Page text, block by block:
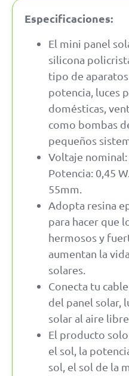
Especificaciones:
El mini panel
silicona
tipo de
potencia, luces
domésticas,
como bombas
pequeños
Voltaje nominal:
Potencia: 0,45
55mm.
Adopta resina
para hacer que
hermosos y
aumentan la
solares.
Conecta tu
del panel solar,
solar al aire
El producto
el sol, la
sol, el sol de la